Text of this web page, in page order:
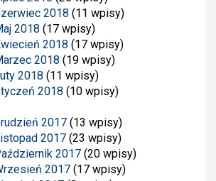
2018 (11 wpisy)
2018 (17 wpisy)
2018 (17 wpisy)
2018 (19 wpisy)
2018 (11 wpisy)
2018 (10 wpisy)
2017 (13 wpisy)
2017 (23 wpisy)
2017 (20 wpisy)
2017 (17 wpisy)